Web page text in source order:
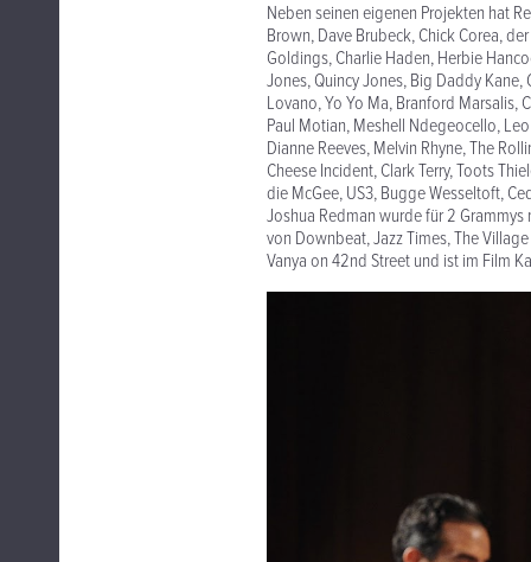
Neben seinen eigenen Projekten hat
Brown, Dave Brubeck, Chick Corea,
Goldings, Charlie Haden, Herbie
Jones, Quincy Jones, Big Daddy Kane,
Lovano, Yo Yo Ma, Branford Marsalis,
Paul Motian, Meshell Ndegeocello,
Dianne Reeves, Melvin Rhyne, The
Cheese Incident, Clark Terry, Toots
die McGee, US3, Bugge Wesseltoft,
Joshua Redman wurde für 2
von Downbeat, Jazz Times, The
Vanya on 42nd Street und ist im Film